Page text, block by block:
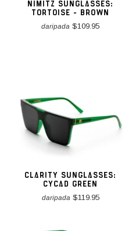
NIMITZ SUNGLASSES:
TORTOISE - BROWN
daripada $109.95
CLARITY SUNGLASSES:
CYCAD GREEN
daripada $119.95